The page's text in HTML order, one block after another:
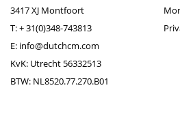
3417 XJ Montfoort
T:+ 31(0)348-743813
E: info@dutchcm.com
KvK: Utrecht 56332513
BTW: NL8520.77.270.B01